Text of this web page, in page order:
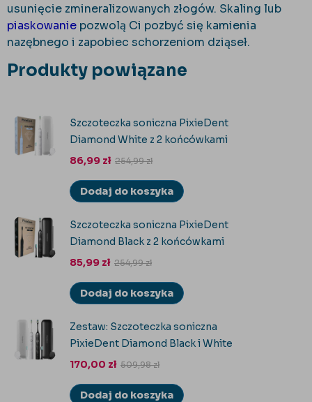
usunięcie zmineralizowanych złogów. Skaling lub
piaskowanie pozwolą Ci pozbyć się kamienia
nazębnego i zapobiec schorzeniom dziąseł.
Produkty powiązane
Szczoteczka soniczna PixieDent
Diamond White z 2 końcówkami
86,99 zł 254,99zł
Dodaj do koszyka
Szczoteczka soniczna PixieDent
Diamond Black z 2 końcówkami
85,99 zł 254,99zł
Dodaj do koszyka
Zestaw: Szczoteczka soniczna
PixieDent Diamond Black i White
170,00 zł 509,98zł
Dodaj do koszyka